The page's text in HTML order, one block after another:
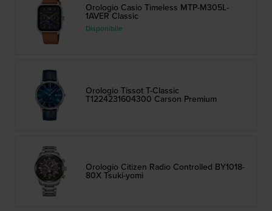
Orologio Casio Timeless MTP-M305L-
1AVER Classic
Disponibile
Orologio Tissot T-Classic
T1224231604300 Carson Premium
Orologio Citizen Radio Controlled BY1018-
80X Tsuki-yomi